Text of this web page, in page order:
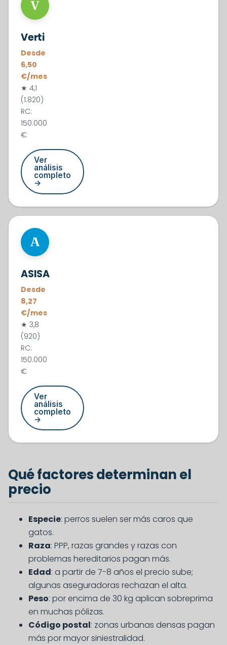
#4
V
Verti
Desde
6,50
€/mes
★ 4,1
(1.820)
RC:
150.000
€
Ver
análisis
completo
→
#5
A
ASISA
Desde
8,27
€/mes
★ 3,8
(920)
RC:
150.000
€
Ver
análisis
completo
→
Qué factores determinan el
precio
Especie: perros suelen ser más caros que
gatos.
Raza: PPP, razas grandes y razas con
problemas hereditarios pagan más.
Edad: a partir de 7-8 años el precio sube;
algunas aseguradoras rechazan el alta.
Peso: por encima de 30 kg aplican sobreprima
en muchas pólizas.
Código postal: zonas urbanas densas pagan
más por mayor siniestralidad.